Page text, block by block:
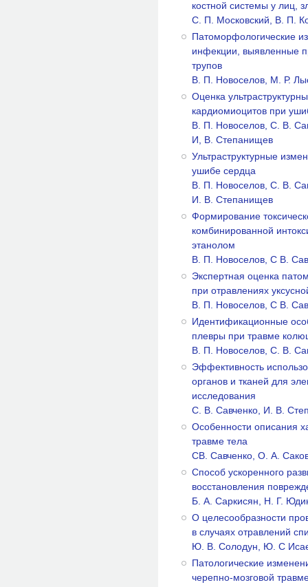
костной системы у лиц,
С. П. Московский, В. П.
Патоморфологические
инфекции, выявленные
трупов
В. П. Новоселов, М. Р.
Оценка
кардиомиоцитов при
В. П. Новоселов, С. В.
И, В. Степанищев
Ультраструктурные
ушибе сердца
В. П. Новоселов, С. В.
И. В. Степанищев
Формирование
комбинированной
этанолом
В. П. Новоселов, С В.
Экспертная оценка
при отравлениях
В. П. Новоселов, С В.
Идентификационные
плевры при травме
B. П. Новоселов, С. В.
Эффективность
органов и тканей для
исследования
C. В. Савченко, И. В.
Особенности описания
травме тела
СВ. Савченко, О. А.
Способ ускоренного
восстановления
Б. А. Саркисян, Н. Г.
О целесообразности
в случаях отравлений
Ю. В. Солодун, Ю. С
Патологические
черепно-мозговой